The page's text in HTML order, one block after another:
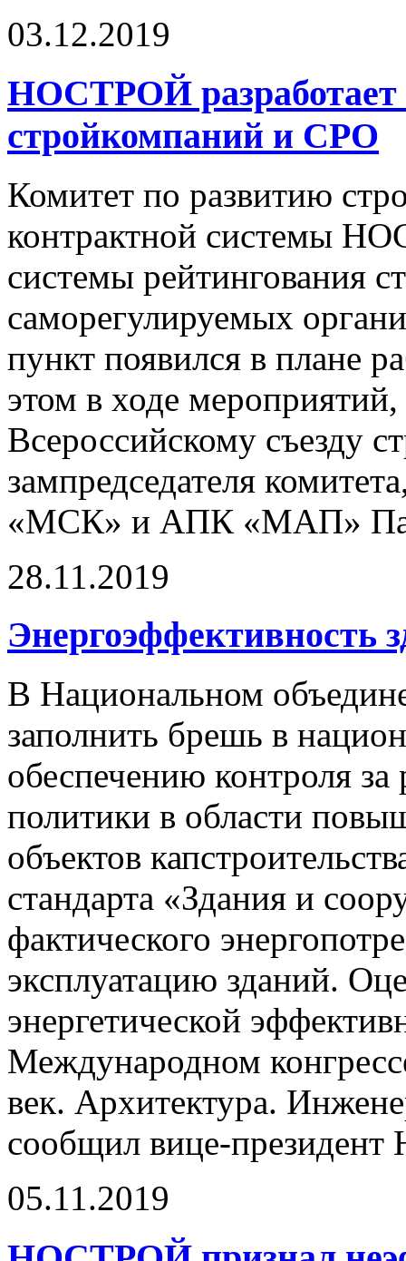
03.12.2019
НОСТРОЙ разработает
стройкомпаний и СРО
Комитет по развитию
контрактной системы
системы рейтингования
саморегулируемых
пункт появился в плане
этом в ходе
Всероссийскому съезду
зампредседателя
«МСК» и АПК «МАП»
28.11.2019
Энергоэффективность
В Национальном
заполнить брешь в
обеспечению контроля за
политики в области
объектов
стандарта «Здания и
фактического
эксплуатацию зданий.
энергетической
Международном
век. Архитектура.
сообщил вице-
05.11.2019